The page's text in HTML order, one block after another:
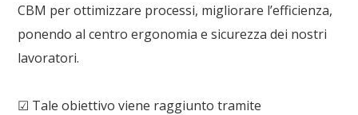
CBM per ottimizzare processi, migliorare l’efficienza,
ponendo al centro ergonomia e sicurezza dei nostri
lavoratori.
☑ Tale obiettivo viene raggiunto tramite